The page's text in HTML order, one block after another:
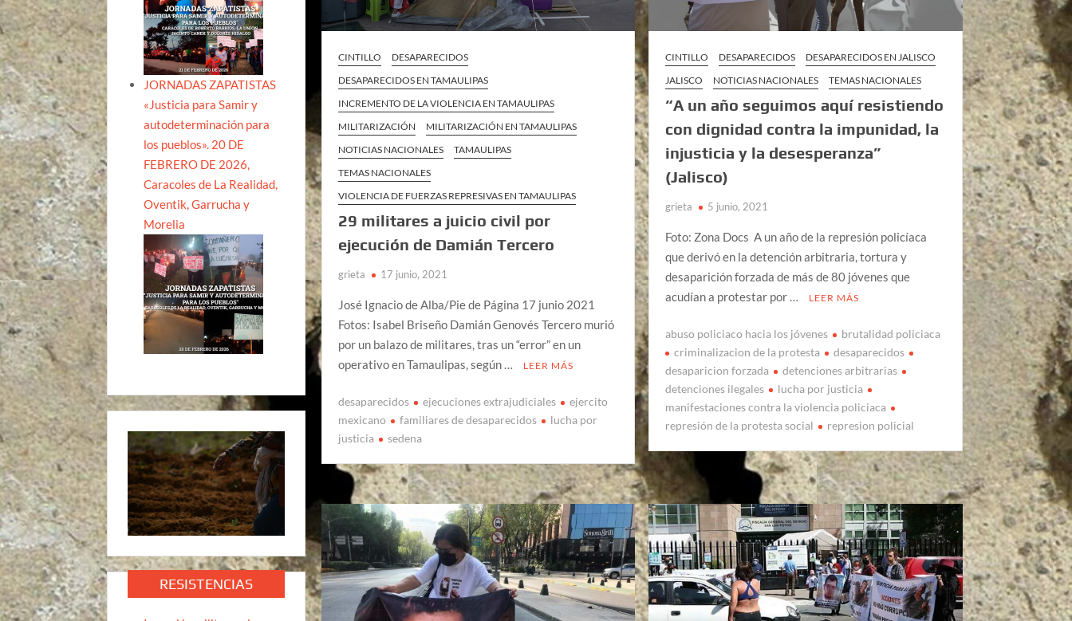
CINTILLO
DESAPARECIDOS
DESAPARECIDOS EN TAMAULIPAS
INCREMENTO DE LA VIOLENCIA EN TAMAULIPAS
MILITARIZACIÓN
MILITARIZACIÓN EN TAMAULIPAS
NOTICIAS NACIONALES
TAMAULIPAS
TEMAS NACIONALES
VIOLENCIA DE FUERZAS REPRESIVAS EN TAMAULIPAS
29 militares a juicio civil por
ejecución de Damián Tercero
grieta 17 junio, 2021
José Ignacio de Alba/Pie de Página 17 junio 2021
Fotos: Isabel Briseño Damián Genovés Tercero murió
por un balazo de militares, tras un “error” en un
operativo en Tamaulipas, según …
LEER MÁS
desaparecidos ejecuciones extrajudiciales
ejercito
mexicano
familiares de desaparecidos
lucha por
justicia
sedena
CINTILLO DESAPARECIDOS
DESAPARECIDOS EN JALISCO
JALISCO
NOTICIAS NACIONALES TEMAS NACIONALES
“A un año seguimos aquí resistiendo
con dignidad contra la impunidad, la
injusticia y la desesperanza”
(Jalisco)
grieta 5 junio, 2021
Foto: Zona Docs A un año de la represión policíaca
que derivó en la detención arbitraria, tortura y
desaparición forzada de más de 80 jóvenes que
acudían a protestar por …
LEER MÁS
abuso policiaco hacia los jóvenes
brutalidad policiaca
criminalizacion de la protesta
desaparecidos
desaparicion forzada
detenciones arbitrarias
detenciones ilegales
lucha por justicia
manifestaciones contra la violencia policiaca
represión de la protesta social
represion policial
JORNADAS ZAPATISTAS
«Justicia para Samir y
autodeterminación para
los pueblos». 20 DE
FEBRERO DE 2026,
Caracoles de La Realidad,
Oventik, Garrucha y
Morelia
RESISTENCIAS